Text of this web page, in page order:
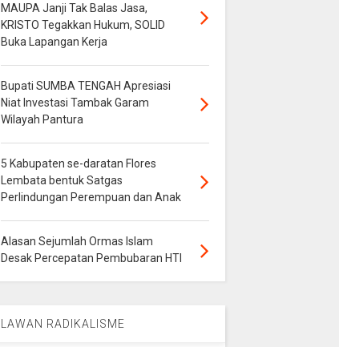
MAUPA Janji Tak Balas Jasa,
KRISTO Tegakkan Hukum, SOLID
Buka Lapangan Kerja
Bupati SUMBA TENGAH Apresiasi
Niat Investasi Tambak Garam
Wilayah Pantura
5 Kabupaten se-daratan Flores
Lembata bentuk Satgas
Perlindungan Perempuan dan Anak
Alasan Sejumlah Ormas Islam
Desak Percepatan Pembubaran HTI
LAWAN RADIKALISME